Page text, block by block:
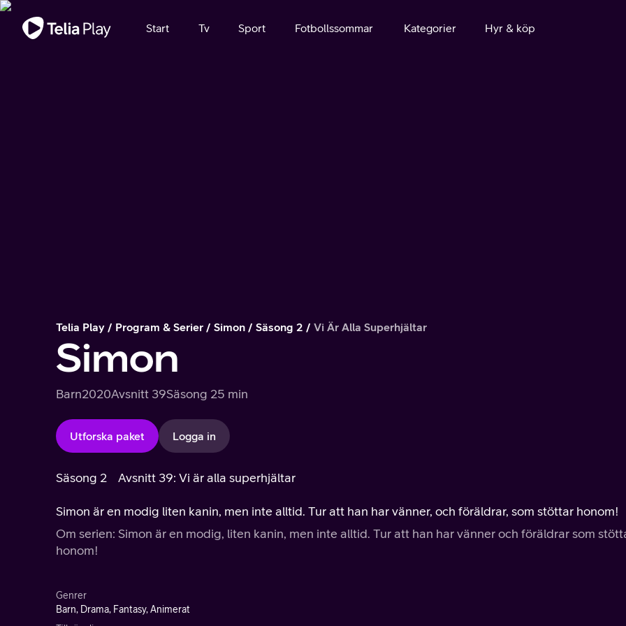
Viktigt meddelande
Start Tv Sport Fotbollssommar Kategorier Hyr & köp
Telia Play Program & Serier Simon Säsong 2 Vi Är Alla Superhjältar
Simon
Barn2020Avsnitt 39Säsong 25 min
Utforska paket Logga in
Säsong 2 Avsnitt 39: Vi är alla superhjältar
Simon är en modig liten kanin, men inte alltid. Tur att han har vänner, och föräldrar, som stöttar honom!
Om serien: Simon är en modig, liten kanin, men inte alltid. Tur att han har vänner och föräldrar som
honom!
Genrer
Barn, Drama, Fantasy, Animerat